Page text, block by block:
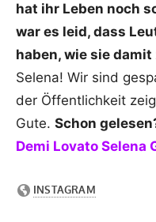
hat ihr Leben noch
war es leid, dass
haben, wie sie
Selena! Wir sind
der Öffentlichkeit
Gute. Schon
Demi Lovato Selena